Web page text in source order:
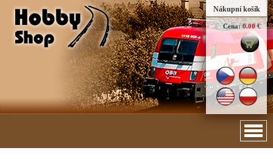
Nákupní košík
Cena: 0.00 €